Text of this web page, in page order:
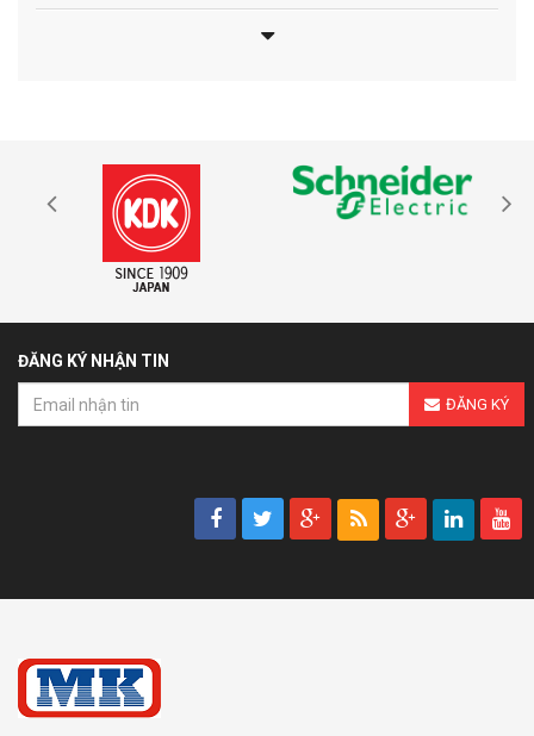
ĐĂNG KÝ NHẬN TIN
ĐĂNG KÝ